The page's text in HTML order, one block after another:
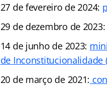
27 de fevereiro de 2024:
29 de dezembro de 2023:
14 de junho de 2023:
de Inconstitucionalidade
20 de março de 2021: